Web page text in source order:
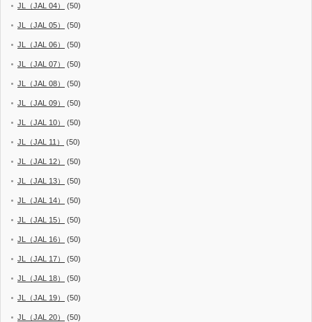
JL（JAL 04） (50)
JL（JAL 05） (50)
JL（JAL 06） (50)
JL（JAL 07） (50)
JL（JAL 08） (50)
JL（JAL 09） (50)
JL（JAL 10） (50)
JL（JAL 11） (50)
JL（JAL 12） (50)
JL（JAL 13） (50)
JL（JAL 14） (50)
JL（JAL 15） (50)
JL（JAL 16） (50)
JL（JAL 17） (50)
JL（JAL 18） (50)
JL（JAL 19） (50)
JL（JAL 20） (50)